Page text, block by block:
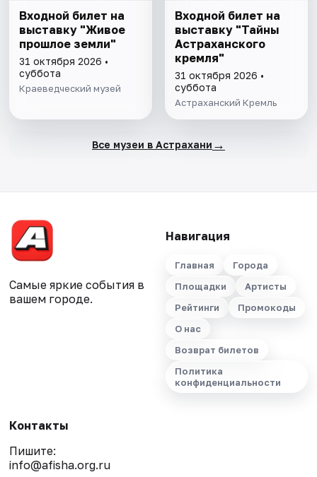
Входной билет на
выставку "Живое
прошлое земли"
31 октября 2026 •
суббота
Краеведческий музей
Входной билет на
выставку "Тайны
Астраханского
кремля"
31 октября 2026 •
суббота
Астраханский Кремль
Все музеи в Астрахани →
Самые яркие события в
вашем городе.
Навигация
Главная
Города
Площадки
Артисты
Рейтинги
Промокоды
О нас
Возврат билетов
Политика
конфиденциальности
Контакты
Пишите:
info@afisha.org.ru